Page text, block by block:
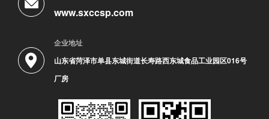
www.sxccsp.com
企业地址
山东省菏泽市单县东城街道长寿路西东城食品工业园区016号
厂房